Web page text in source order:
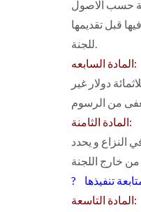
قبل تقديمها
للجنة.
المادة السابعه:
دولار غير
المادة الثامنة:
النزاع و يحدد
المادة التاسعة: